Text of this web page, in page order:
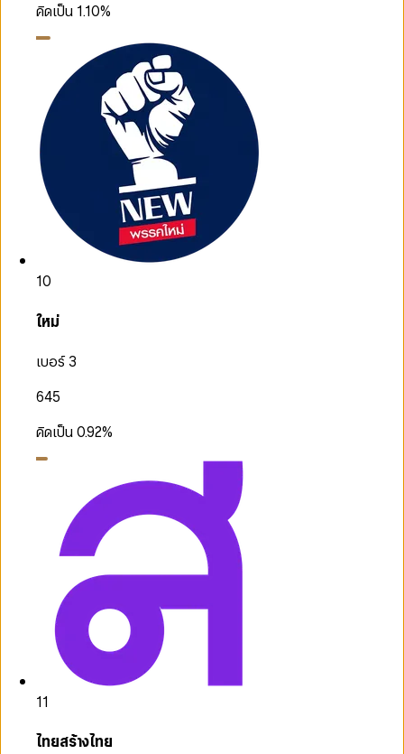
คิดเป็น 1.10%
10
ใหม่
เบอร์ 3
645
คิดเป็น0.92%
11
ไทยสร้างไทย